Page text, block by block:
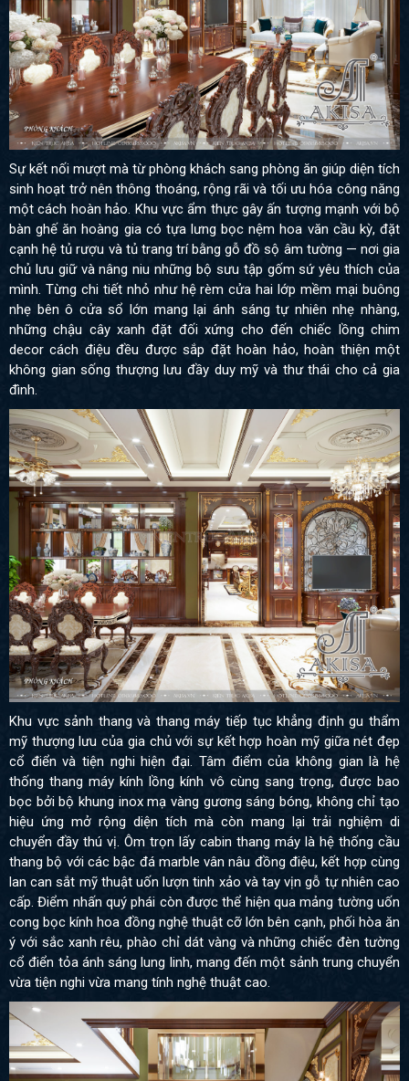
Sự kết nối mượt mà từ phòng khách sang phòng ăn giúp diện tích
sinh hoạt trở nên thông thoáng, rộng rãi và tối ưu hóa công năng
một cách hoàn hảo. Khu vực ẩm thực gây ấn tượng mạnh với bộ
bàn ghế ăn hoàng gia có tựa lưng bọc nệm hoa văn cầu kỳ, đặt
cạnh hệ tủ rượu và tủ trang trí bằng gỗ đồ sộ âm tường — nơi gia
chủ lưu giữ và nâng niu những bộ sưu tập gốm sứ yêu thích của
mình. Từng chi tiết nhỏ như hệ rèm cửa hai lớp mềm mại buông
nhẹ bên ô cửa sổ lớn mang lại ánh sáng tự nhiên nhẹ nhàng,
những chậu cây xanh đặt đối xứng cho đến chiếc lồng chim
decor cách điệu đều được sắp đặt hoàn hảo, hoàn thiện một
không gian sống thượng lưu đầy duy mỹ và thư thái cho cả gia
đình.
Khu vực sảnh thang và thang máy tiếp tục khẳng định gu thẩm
mỹ thượng lưu của gia chủ với sự kết hợp hoàn mỹ giữa nét đẹp
cổ điển và tiện nghi hiện đại. Tâm điểm của không gian là hệ
thống thang máy kính lồng kính vô cùng sang trọng, được bao
bọc bởi bộ khung inox mạ vàng gương sáng bóng, không chỉ tạo
hiệu ứng mở rộng diện tích mà còn mang lại trải nghiệm di
chuyển đầy thú vị. Ôm trọn lấy cabin thang máy là hệ thống cầu
thang bộ với các bậc đá marble vân nâu đồng điệu, kết hợp cùng
lan can sắt mỹ thuật uốn lượn tinh xảo và tay vịn gỗ tự nhiên cao
cấp. Điểm nhấn quý phái còn được thể hiện qua mảng tường uốn
cong bọc kính hoa đồng nghệ thuật cỡ lớn bên cạnh, phối hòa ăn
ý với sắc xanh rêu, phào chỉ dát vàng và những chiếc đèn tường
cổ điển tỏa ánh sáng lung linh, mang đến một sảnh trung chuyển
vừa tiện nghi vừa mang tính nghệ thuật cao.